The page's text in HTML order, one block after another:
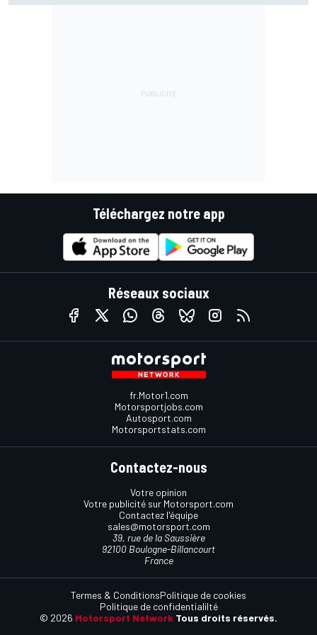
Téléchargez notre app
Réseaux sociaux
fr.Motor1.com
Motorsportjobs.com
Autosport.com
Motorsportstats.com
Contactez-nous
Votre opinion
Votre publicité sur Motorsport.com
Contactez l'équipe
sales@motorsport.com
39, rue de la Saussière
92100 Boulogne-Billancourt
France
© 2026 Motorsport Network Tous droits réservés.
Termes & ConditionsPolitique de cookies
Politique de confidentialilté